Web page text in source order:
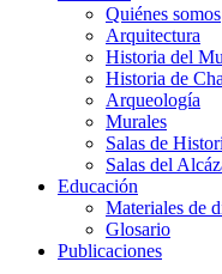
Quiénes somos
Arquitectura
Historia del
Historia de
Arqueología
Murales
Salas de
Salas del
Educación
Materiales de
Glosario
Publicaciones